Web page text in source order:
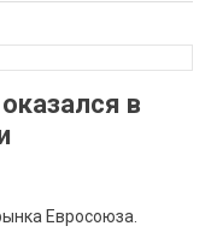
в
Евросоюза.